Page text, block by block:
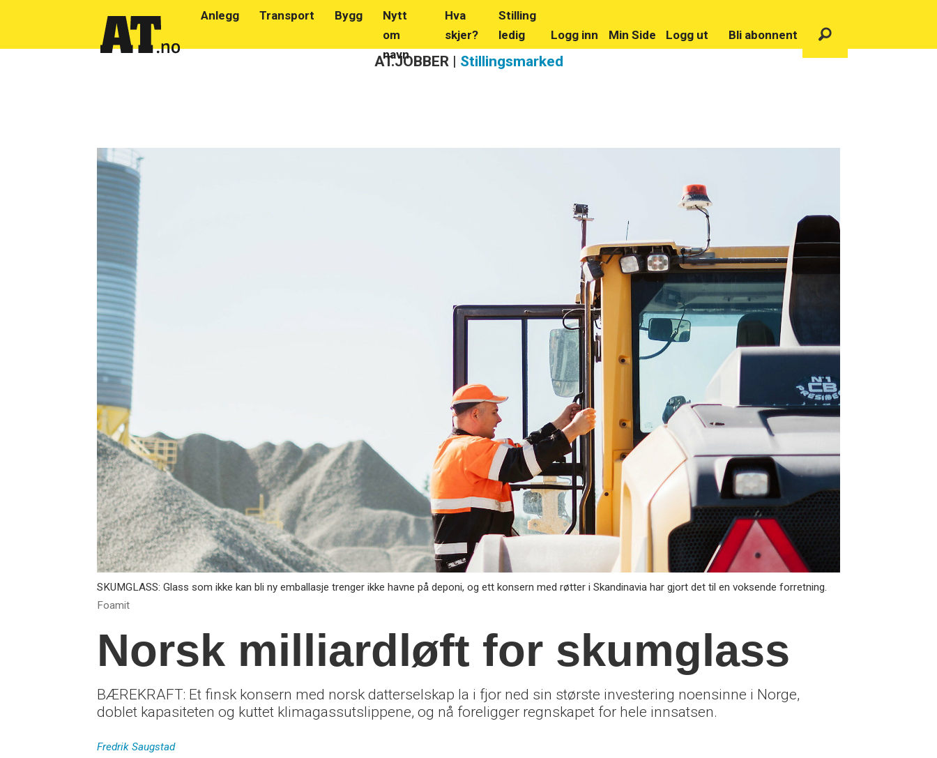
Anlegg Transport Bygg
Nytt
om
navn
Hva
skjer?
Stilling
ledig
Logg inn Min Side Logg ut Bli abonnent
AT.JOBBER | Stillingsmarked
SKUMGLASS: Glass som ikke kan bli ny emballasje trenger ikke havne på deponi, og ett konsern med røtter i Skandinavia har gjort det til en voksende forretning.
Foamit
Norsk milliardløft for skumglass
BÆREKRAFT: Et finsk konsern med norsk datterselskap la i fjor ned sin største investering noensinne i Norge,
doblet kapasiteten og kuttet klimagassutslippene, og nå foreligger regnskapet for hele innsatsen.
Fredrik Saugstad